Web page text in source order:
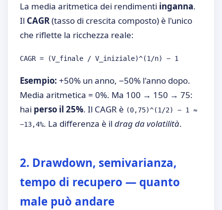
La media aritmetica dei rendimenti inganna.
Il CAGR(tasso di crescita composto) è l'unico
che riflette la ricchezza reale:
CAGR = (V_finale / V_iniziale)^(1/n) − 1
Esempio: +50% un anno, −50% l'anno dopo.
Media aritmetica = 0%. Ma 100 → 150 → 75:
hai perso il 25%. Il CAGR è (0,75)^(1/2) − 1 ≈
−13,4%. La differenza è il drag da volatilità.
2. Drawdown, semivarianza,
tempo di recupero — quanto
male può andare